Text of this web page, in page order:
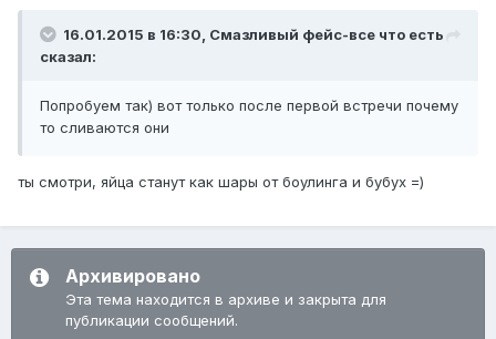
16.01.2015 в 16:30, Смазливый фейс-все что есть
сказал:
Попробуем так) вот только после первой встречи почему
то сливаются они
ты смотри, яйца станут как шары от боулинга и бубух =)
Архивировано
Эта тема находится в архиве и закрыта для
публикации сообщений.